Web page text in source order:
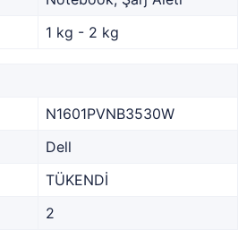
1 kg - 2 kg
N1601PVNB3530W
Dell
TÜKENDİ
2